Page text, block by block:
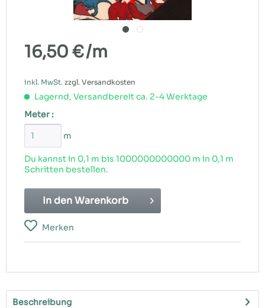
16,50 €/m
inkl. MwSt. zzgl. Versandkosten
Lagernd, Versandbereit ca. 2-4 Werktage
Meter :
m
Du kannst in 0,1 m bis 1000000000000 m in 0,1 m
Schritten bestellen.
In den Warenkorb
Merken
Beschreibung